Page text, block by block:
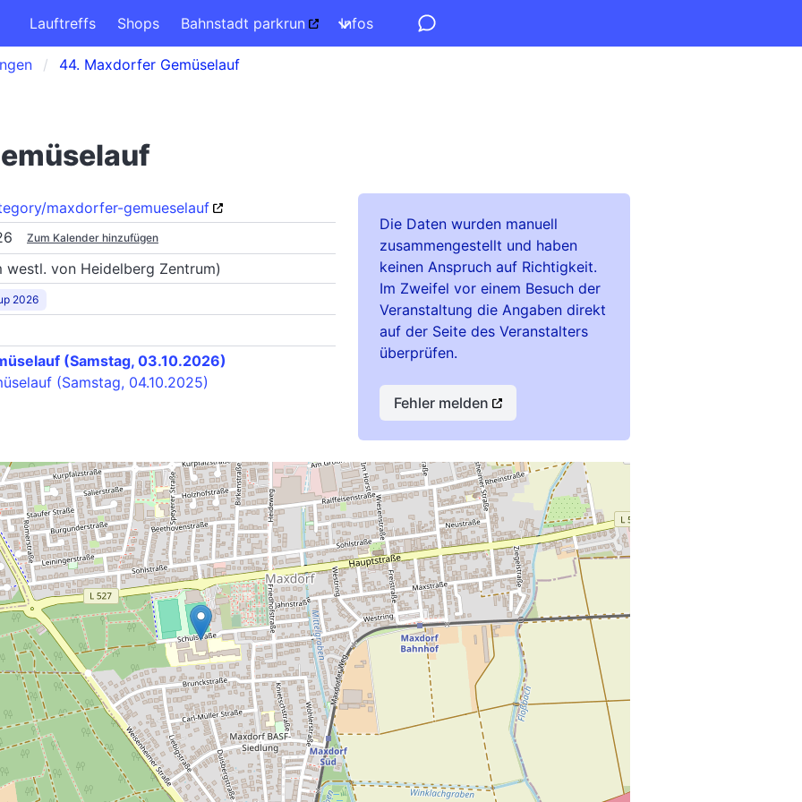
Lauftreffs Shops Bahnstadt parkrun Infos
44. Maxdorfer Gemüselauf
maxdorfer-gemueselauf
Zum Kalender hinzufügen
von Heidelberg Zentrum)
2026
(Samstag, 03.10.2026)
(Samstag, 04.10.2025)
Die Daten wurden manuell
zusammengestellt und haben
keinen Anspruch auf Richtigkeit.
Im Zweifel vor einem Besuch der
Veranstaltung die Angaben direkt
auf der Seite des Veranstalters
überprüfen.
Fehler melden